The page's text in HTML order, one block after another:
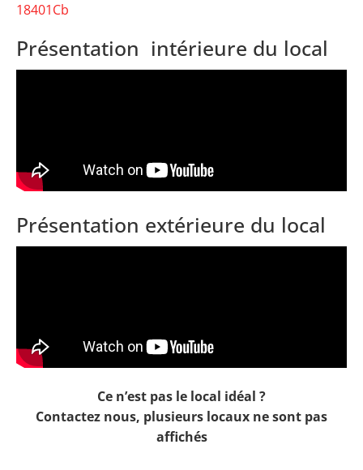
18401Cb
Présentation intérieure du local
Présentation extérieure du local
Ce n’est pas le local idéal ?
Contactez nous, plusieurs locaux ne sont pas
affichés